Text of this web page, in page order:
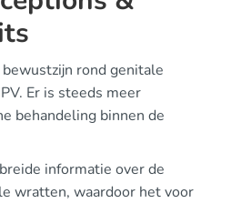
rond genitale
Er is steeds meer
behandeling binnen de
informatie over de
wratten, waardoor het voor